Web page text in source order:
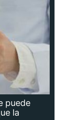
puede
la